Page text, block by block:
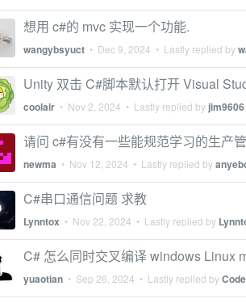
想用 c#的 mvc 实现一个功能.
wangybsyuct • Dec 9, 2024 • Lastly replied by
Unity 双击 C#脚本默认打开 Visual
coolair • Nov 2, 2024 • Lastly replied by jim9606
请问 c#有没有一些能规范学习的生产
newma • Nov 12, 2024 • Lastly replied by
C#串口通信问题 求教
Lynntox • Nov 22, 2024 • Lastly replied by
C# 怎么同时交叉编译 windows Linux
yuaotian • Sep 26, 2024 • Lastly replied by